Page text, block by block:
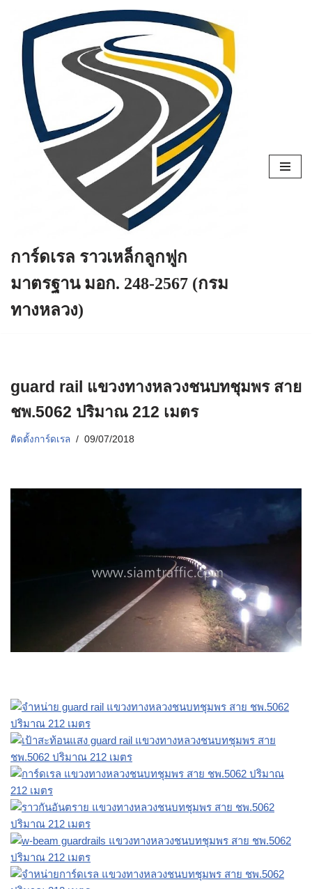
Skip
content
การ์ดเรล ราวเหล็กลูกฟูก
มาตรฐาน มอก. 248-2567 (กรม
ทางหลวง)
guard rail แขวงทางหลวงชนบทชุมพร สาย
ชพ.5062 ปริมาณ 212 เมตร
ติดตั้งการ์ดเรล 09/07/2018